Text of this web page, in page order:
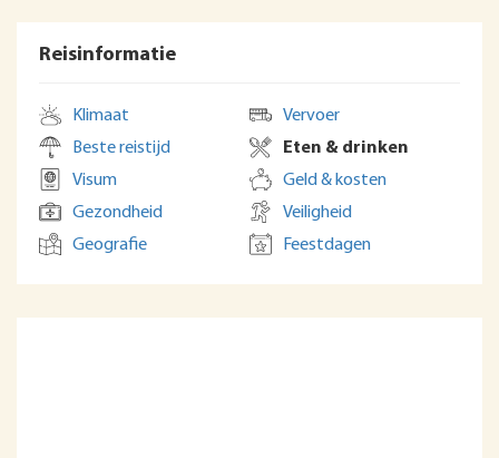
Reisinformatie
Klimaat
Beste reistijd
Visum
Gezondheid
Geografie
Vervoer
Eten & drinken
Geld & kosten
Veiligheid
Feestdagen